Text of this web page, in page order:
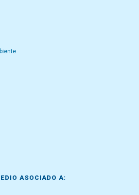
ASOCIADO A: